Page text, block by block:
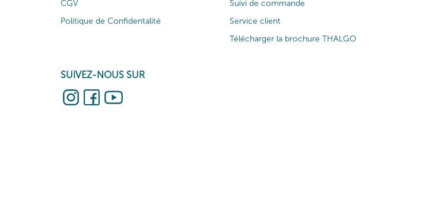
CGV
Politique de Confidentalité
SUIVEZ-NOUS SUR
Suivi de commande
Service client
Télécharger la brochure THALGO